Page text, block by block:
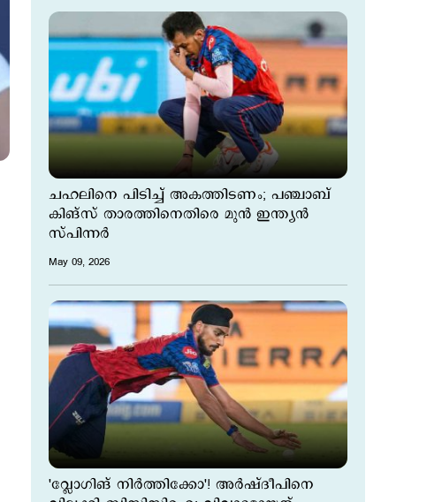
ചഹലിനെ പിടിച്ച് അകത്തിടണം; പഞ്ചാബ്
കിങ്സ് താരത്തിനെതിരെ മുന്‍ ഇന്ത്യന്‍
സ്പിന്നര്‍
May 09, 2026
'വ്ലോഗിങ് നിര്‍ത്തിക്കോ'! അര്‍ഷ്ദീപിനെ